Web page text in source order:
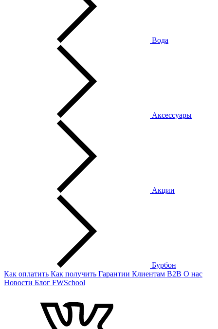
Вода
Аксессуары
Акции
Бурбон
Как оплатить Как получить Гарантии Клиентам B2B О нас
Новости Блог FWSchool